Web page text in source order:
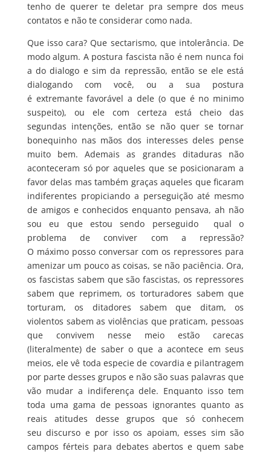
tenho de querer te deletar pra sempre dos meus
contatos e não te considerar como nada.
Que isso cara? Que sectarismo, que intolerância. De
modo algum. A postura fascista não é nem nunca foi
a do dialogo e sim da repressão, então se ele está
dialogando com você, ou a sua postura
é extremante favorável a dele (o que é no minimo
suspeito), ou ele com certeza está cheio das
segundas intenções, então se não quer se tornar
bonequinho nas mãos dos interesses deles pense
muito bem. Ademais as grandes ditaduras não
aconteceram só por aqueles que se posicionaram a
favor delas mas também graças aqueles que ficaram
indiferentes propiciando a perseguição até mesmo
de amigos e conhecidos enquanto pensava, ah não
sou eu que estou sendo perseguido qual o
problema de conviver com a repressão?
O máximo posso conversar com os repressores para
amenizar um pouco as coisas, se não paciência. Ora,
os fascistas sabem que são fascistas, os repressores
sabem que reprimem, os torturadores sabem que
torturam, os ditadores sabem que ditam, os
violentos sabem as violências que praticam, pessoas
que convivem nesse meio estão carecas
(literalmente) de saber o que a acontece em seus
meios, ele vê toda especie de covardia e pilantragem
por parte desses grupos e não são suas palavras que
vão mudar a indiferença dele. Enquanto isso tem
toda uma gama de pessoas ignorantes quanto as
reais atitudes desse grupos que só conhecem
seu discurso e por isso os apoiam, esses sim são
campos férteis para debates abertos e quem sabe